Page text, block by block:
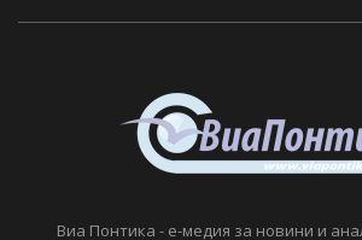
Виа Понтика - е-медия за новини и